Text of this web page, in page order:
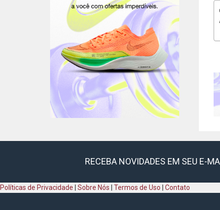
RECEBA NOVIDADES EM SEU E-
Políticas de Privacidade Sobre Nós Termos de Uso Contato